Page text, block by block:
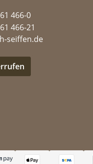
466-0
466-21
seiffen.de